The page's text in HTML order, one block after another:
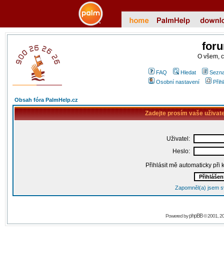
O všem,
FAQ Hledat
Osobní nastavení
Obsah fóra PalmHelp.cz
Zadejte prosím vaše
Uživatel:
Heslo:
Přihlásit mě automaticky při
Zapomněl(a) jsem
Powered byphpBB© 2001,